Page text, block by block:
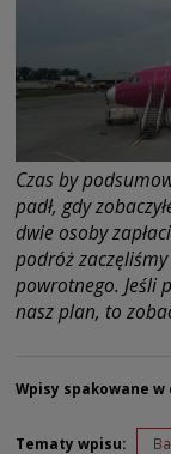
Czas by
padł, gdy
dwie osoby
podróż
powrotnego. Jeśli
nasz plan, to
Wpisy spakowane w
Tematy wpisu: